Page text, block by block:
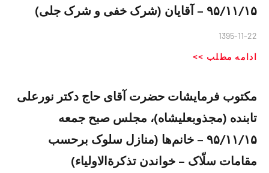
۹۵/۱۱/۱۵ – آقایان (شرک خفی و شرک جلی)
1395-11-22
ادامه مطلب >>
مکتوب فرمایشات حضرت آقای حاج دکتر نورعلی
تابنده (مجذوبعلیشاه)، مجلس صبح جمعه
۹۵/۱۱/۱۵ – خانم‌ها (منازل سلوک برحسب
مقامات سلّاک – خواندن تذکرةالاولیاء)